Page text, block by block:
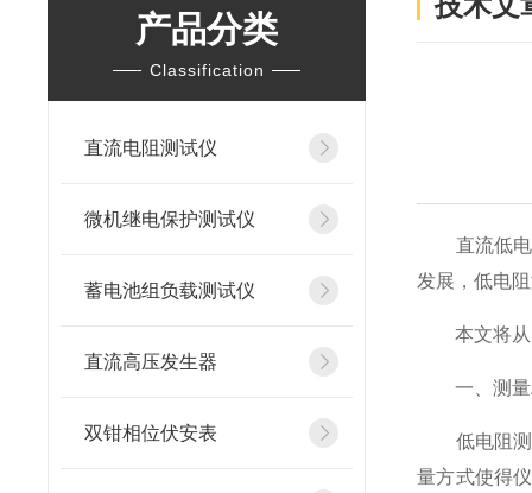
产品分类
Classification
直流电阻测试仪
微机继电保护测试仪
蓄电池组负载测试仪
直流高压发生器
双钳相位伏安表
直流低电阻
发展，低电
本文将从
一、测量
低电阻测试
量方式使得